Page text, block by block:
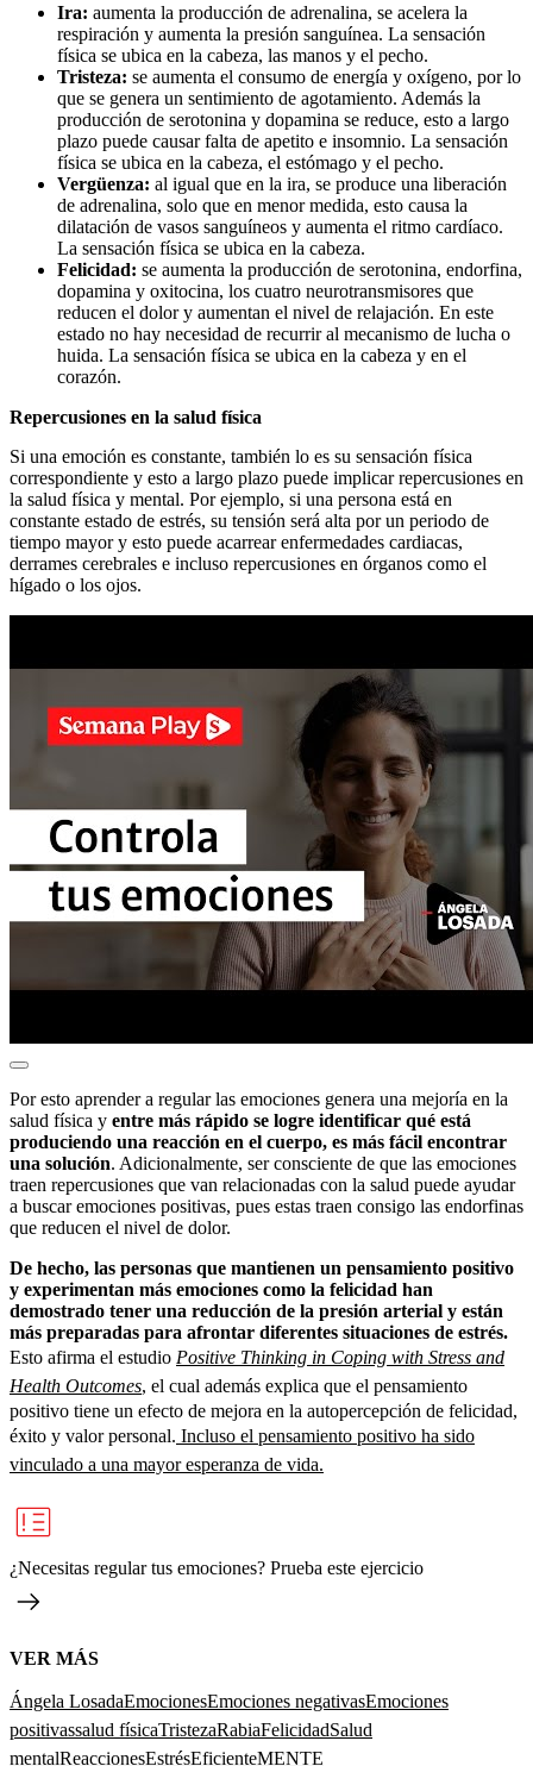
Ira: aumenta la producción de adrenalina, se acelera la
respiración y aumenta la presión sanguínea. La sensación
física se ubica en la cabeza, las manos y el pecho.
Tristeza: se aumenta el consumo de energía y oxígeno, por lo
que se genera un sentimiento de agotamiento. Además la
producción de serotonina y dopamina se reduce, esto a largo
plazo puede causar falta de apetito e insomnio. La sensación
física se ubica en la cabeza, el estómago y el pecho.
Vergüenza: al igual que en la ira, se produce una liberación
de adrenalina, solo que en menor medida, esto causa la
dilatación de vasos sanguíneos y aumenta el ritmo cardíaco.
La sensación física se ubica en la cabeza.
Felicidad: se aumenta la producción de serotonina, endorfina,
dopamina y oxitocina, los cuatro neurotransmisores que
reducen el dolor y aumentan el nivel de relajación. En este
estado no hay necesidad de recurrir al mecanismo de lucha o
huida. La sensación física se ubica en la cabeza y en el
corazón.
Repercusiones en la salud física
Si una emoción es constante, también lo es su sensación física
correspondiente y esto a largo plazo puede implicar repercusiones en
la salud física y mental. Por ejemplo, si una persona está en
constante estado de estrés, su tensión será alta por un periodo de
tiempo mayor y esto puede acarrear enfermedades cardiacas,
derrames cerebrales e incluso repercusiones en órganos como el
hígado o los ojos.
Por esto aprender a regular las emociones genera una mejoría en la
salud física y entre más rápido se logre identificar qué está
produciendo una reacción en el cuerpo, es más fácil encontrar
una solución. Adicionalmente, ser consciente de que las emociones
traen repercusiones que van relacionadas con la salud puede ayudar
a buscar emociones positivas, pues estas traen consigo las endorfinas
que reducen el nivel de dolor.
De hecho, las personas que mantienen un pensamiento positivo
y experimentan más emociones como la felicidad han
demostrado tener una reducción de la presión arterial y están
más preparadas para afrontar diferentes situaciones de estrés.
Esto afirma el estudio Positive Thinking in Coping with Stress and
Health Outcomes, el cual además explica que el pensamiento
positivo tiene un efecto de mejora en la autopercepción de felicidad,
éxito y valor personal. Incluso el pensamiento positivo ha sido
vinculado a una mayor esperanza de vida.
¿Necesitas regular tus emociones? Prueba este ejercicio
VER MÁS
Ángela LosadaEmocionesEmociones negativasEmociones
positivassalud físicaTristezaRabiaFelicidadSalud
mentalReaccionesEstrésEficienteMENTE